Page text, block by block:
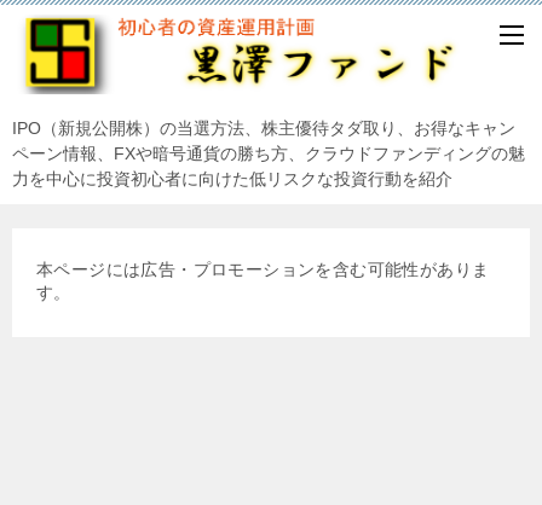
IPO（新規公開株）の当選方法、株主優待タダ取り、お得なキャン
ペーン情報、FXや暗号通貨の勝ち方、クラウドファンディングの魅
力を中心に投資初心者に向けた低リスクな投資行動を紹介
本ページには広告・プロモーションを含む可能性がありま
す。